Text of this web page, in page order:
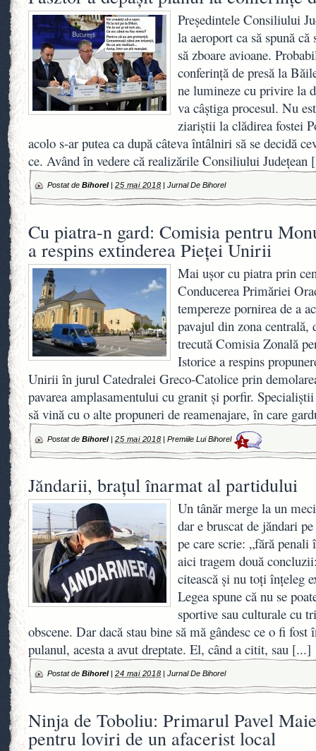
Președintele Consiliului
la aeroport ca să spună că
să zboare avioane.
conferință de presă la
ne lumineze cu privire la
va câștiga procesul. Nu
ziariștii la clădirea fostei
acolo s-ar putea ca după câteva întâlniri să se decidă
ce. Având în vedere că realizările Consiliului Județean
Postat de Bihorel| 25 mai 2018 |Jurnal De Bihorel
Cu piatra-n gard: Comisia pentru
a respins extinderea Pieței Unirii
Mai uşor cu piatra prin
Conducerea Primăriei
tempereze pornirea de a
pavajul din zona centrală,
trecută Comisia Zonală
Istorice a respins
Unirii în jurul Catedralei Greco-Catolice prin
pavarea amplasamentului cu granit şi porfir.
să vină cu o alte propuneri de reamenajare, în care
Postat de Bihorel| 25 mai 2018 |Premiile Lui Bihorel 1
Jăndarii, brațul înarmat al partidului
Un tânăr merge la un
dar e bruscat de jăndari
pe care scrie: „fără
aici tragem două
citească şi nu toți înțeleg
Legea spune că nu se
sportive sau culturale cu
obscene. Dar dacă stau bine să mă gândesc ce o fi
pulanul, acesta a avut dreptate. El, când a citit, sau [...]
Postat de Bihorel| 24 mai 2018 |Jurnal De Bihorel
Ninja de Toboliu: Primarul Pavel
pentru loviri de un afacerist local